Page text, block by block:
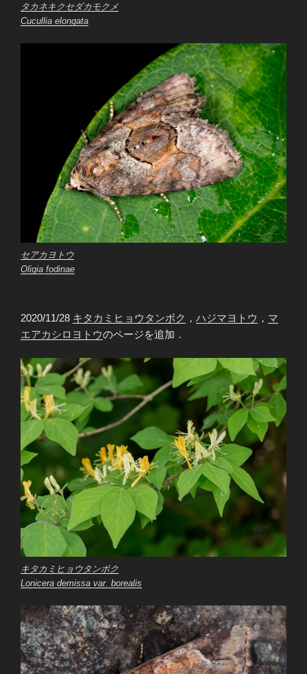
タカネキクセダカモクメ
Cucullia elongata
セアカヨトウ
Oligia fodinae
2020/11/28 キタカミヒョウタンボク ， ハジマヨトウ ， マ
エアカシロヨトウのページを追加．
キタカミヒョウタンボク
Lonicera demissa var. borealis